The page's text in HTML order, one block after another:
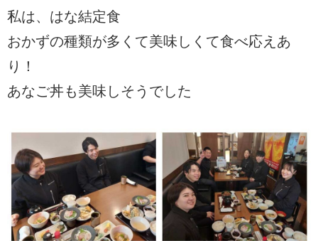
私は、はな結定食
おかずの種類が多くて美味しくて食べ応えあ
り！
あなご丼も美味しそうでした